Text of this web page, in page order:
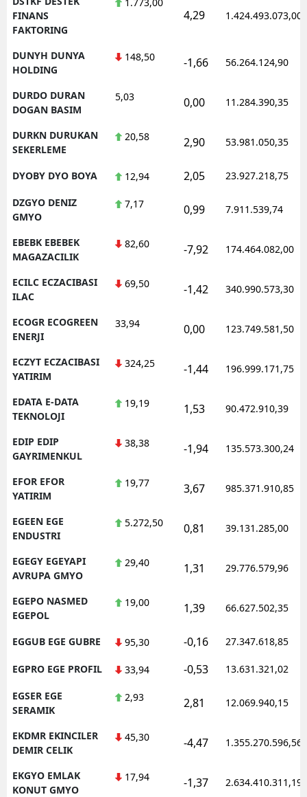
FINANS
FAKTORING
4,29 1.424.493.073,00
DUNYH DUNYA
HOLDING
148,50 -1,66 56.264.124,90
DURDO DURAN
DOGAN BASIM
5,03 0,00 11.284.390,35
DURKN DURUKAN
SEKERLEME
20,58 2,90 53.981.050,35
DYOBY DYO BOYA 12,94 2,05 23.927.218,75
DZGYO DENIZ
GMYO
7,17 0,99 7.911.539,74
EBEBK EBEBEK
MAGAZACILIK
82,60 -7,92 174.464.082,00
ECILC ECZACIBASI
ILAC
69,50 -1,42 340.990.573,30
ECOGR ECOGREEN
ENERJI
33,94 0,00 123.749.581,50
ECZYT ECZACIBASI
YATIRIM
324,25 -1,44 196.999.171,75
EDATA E-DATA
TEKNOLOJI
19,19 1,53 90.472.910,39
EDIP EDIP
GAYRIMENKUL
38,38 -1,94 135.573.300,24
EFOR EFOR
YATIRIM
19,77 3,67 985.371.910,85
EGEEN EGE
ENDUSTRI
5.272,50 0,81 39.131.285,00
EGEGY EGEYAPI
AVRUPA GMYO
29,40 1,31 29.776.579,96
EGEPO NASMED
EGEPOL
19,00 1,39 66.627.502,35
EGGUB EGE GUBRE 95,30 -0,16 27.347.618,85
EGPRO EGE PROFIL 33,94 -0,53 13.631.321,02
EGSER EGE
SERAMIK
2,93 2,81 12.069.940,15
EKDMR EKINCILER
DEMIR CELIK
45,30 -4,47 1.355.270.596,56
EKGYO EMLAK
KONUT GMYO
17,94 -1,37 2.634.410.311,19